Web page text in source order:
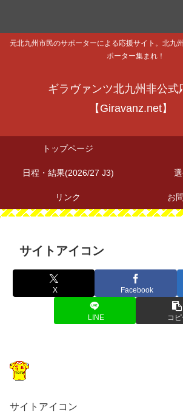
元北九州市民のサポーターによる応援サイト。北九
ポーター集まれ！
ギラヴァンツ北九州非公式
【Giravanz.net】
トップページ
日程・結果(2026/27 J3)
リンク お
サイトアイコン
X Facebook
LINE コピ
サイトアイコン